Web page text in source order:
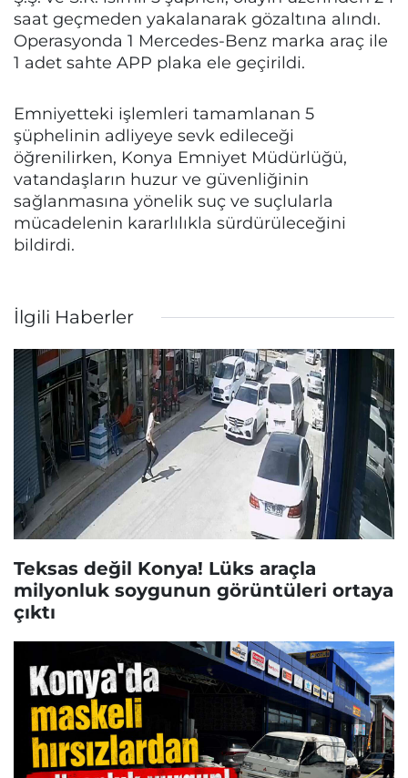
saat geçmeden yakalanarak gözaltına alındı.
Operasyonda 1 Mercedes-Benz marka araç ile
1 adet sahte APP plaka ele geçirildi.
Emniyetteki işlemleri tamamlanan 5
şüphelinin adliyeye sevk edileceği
öğrenilirken, Konya Emniyet Müdürlüğü,
vatandaşların huzur ve güvenliğinin
sağlanmasına yönelik suç ve suçlularla
mücadelenin kararlılıkla sürdürüleceğini
bildirdi.
İlgili Haberler
Teksas değil Konya! Lüks araçla
milyonluk soygunun görüntüleri ortaya
çıktı